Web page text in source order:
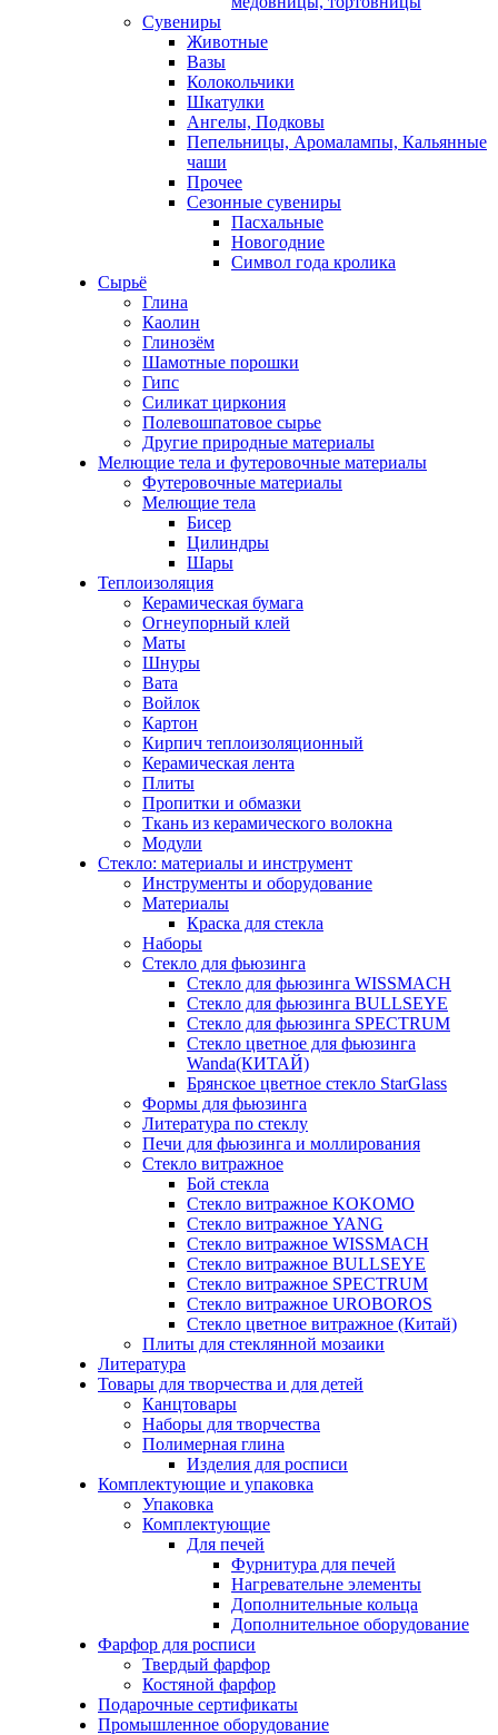
Сувениры
Животные
Вазы
Колокольчики
Шкатулки
Ангелы, Подковы
Пепельницы, Аромалампы, Кальянные
чаши
Прочее
Сезонные сувениры
Пасхальные
Новогодние
Символ года кролика
Сырьё
Глина
Каолин
Глинозём
Шамотные порошки
Гипс
Силикат циркония
Полевошпатовое сырье
Другие природные материалы
Мелющие тела и футеровочные материалы
Футеровочные материалы
Мелющие тела
Бисер
Цилиндры
Шары
Теплоизоляция
Керамическая бумага
Огнеупорный клей
Маты
Шнуры
Вата
Войлок
Картон
Кирпич теплоизоляционный
Керамическая лента
Плиты
Пропитки и обмазки
Ткань из керамического волокна
Модули
Стекло: материалы и инструмент
Инструменты и оборудование
Материалы
Краска для стекла
Наборы
Стекло для фьюзинга
Стекло для фьюзинга WISSMACH
Стекло для фьюзинга BULLSEYE
Стекло для фьюзинга SPECTRUM
Стекло цветное для фьюзинга
Wanda(КИТАЙ)
Брянское цветное стекло StarGlass
Формы для фьюзинга
Литература по стеклу
Печи для фьюзинга и моллирования
Стекло витражное
Бой стекла
Стекло витражное KOKOMO
Стекло витражное YANG
Стекло витражное WISSMACH
Стекло витражное BULLSEYE
Стекло витражное SPECTRUM
Стекло витражное UROBOROS
Стекло цветное витражное (Китай)
Плиты для стеклянной мозаики
Литература
Товары для творчества и для детей
Канцтовары
Наборы для творчества
Полимерная глина
Изделия для росписи
Комплектующие и упаковка
Упаковка
Комплектующие
Для печей
Фурнитура для печей
Нагревательне элементы
Дополнительные кольца
Дополнительное оборудование
Фарфор для росписи
Твердый фарфор
Костяной фарфор
Подарочные сертификаты
Промышленное оборудование